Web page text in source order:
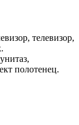
телевизор,
полотенец.